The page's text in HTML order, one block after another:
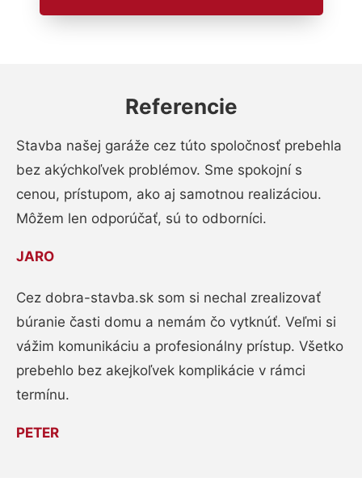
Referencie
Stavba našej garáže cez túto spoločnosť prebehla
bez akýchkoľvek problémov. Sme spokojní s
cenou, prístupom, ako aj samotnou realizáciou.
Môžem len odporúčať, sú to odborníci.
JARO
Cez dobra-stavba.sk som si nechal zrealizovať
búranie časti domu a nemám čo vytknúť. Veľmi si
vážim komunikáciu a profesionálny prístup. Všetko
prebehlo bez akejkoľvek komplikácie v rámci
termínu.
PETER